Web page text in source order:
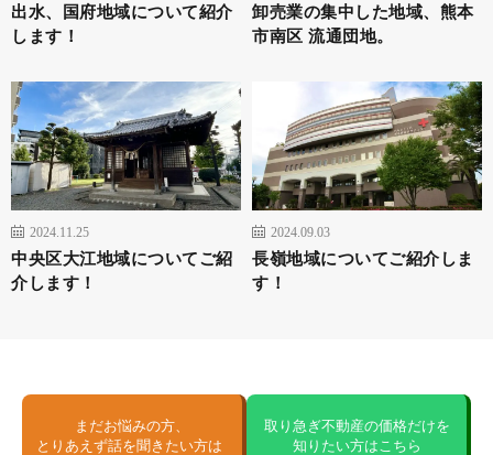
出水、国府地域について紹介
します！
卸売業の集中した地域、熊本
市南区 流通団地。
2024.11.25
中央区大江地域についてご紹
介します！
2024.09.03
長嶺地域についてご紹介しま
す！
まだお悩みの方、
とりあえず話を聞きたい方は
取り急ぎ不動産の価格だけを
知りたい方はこちら